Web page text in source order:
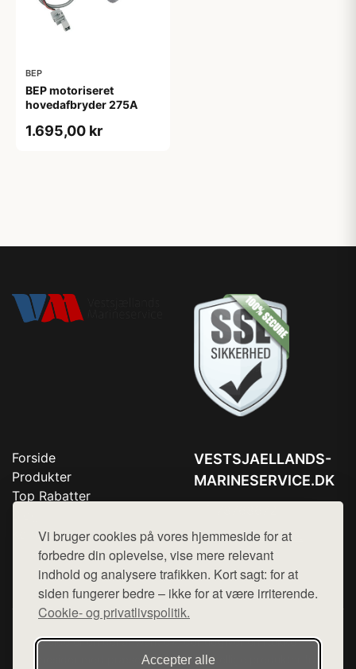
Vi bruger cookies på vores hjemmeside for at
forbedre din oplevelse, vise mere relevant
indhold og analysere trafikken. Kort sagt: for at
siden fungerer bedre – ikke for at være irriterende.
Cookie- og privatlivspolitik.
Accepter alle
BEP
BEP motoriseret
hovedafbryder 275A
1.695,00 kr
Forside
Produkter
Top Rabatter
Kontakt
VESTSJAELLANDS-
MARINESERVICE.DK
Mail:hej@want.dk
Cookie- og privatlivspolitik
Denne side er en del af want.dk, der udgiver en række
hjemmesider med præsentation af forskellige produkter fra